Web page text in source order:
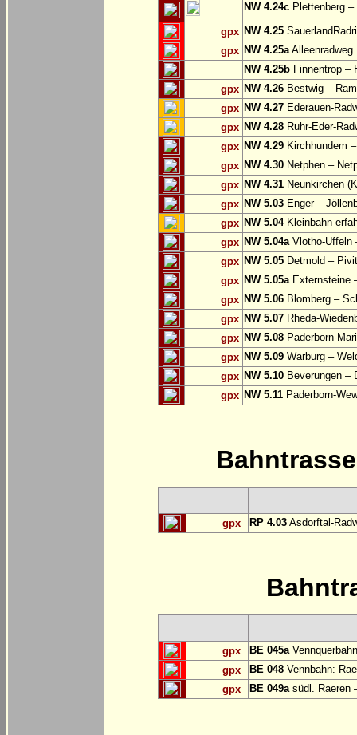
NW 4.24c Plettenberg
gpx NW 4.25
gpx NW 4.25aAlleenradweg
NW 4.25b Finnentrop –
gpx NW 4.26 Bestwig –
gpx NW 4.27 Ederauen-
gpx NW 4.28 Ruhr-Eder-
gpx NW 4.29 Kirchhundem
gpx NW 4.30 Netphen –
gpx NW 4.31 Neunkirchen
gpx NW 5.03 Enger –
gpx NW 5.04Kleinbahn
gpx NW 5.04aVlotho-Uffeln
gpx NW 5.05 Detmold –
gpx NW 5.05aExternsteine
gpx NW 5.06 Blomberg –
gpx NW 5.07 Rheda-
gpx NW 5.08 Paderborn-
gpx NW 5.09 Warburg –
gpx NW 5.10 Beverungen –
gpx NW 5.11 Paderborn-
gpx RP 4.03 Asdorftal-
gpx BE 045a
gpx
BE 048 Vennbahn:
gpx
BE 049asüdl. Raeren